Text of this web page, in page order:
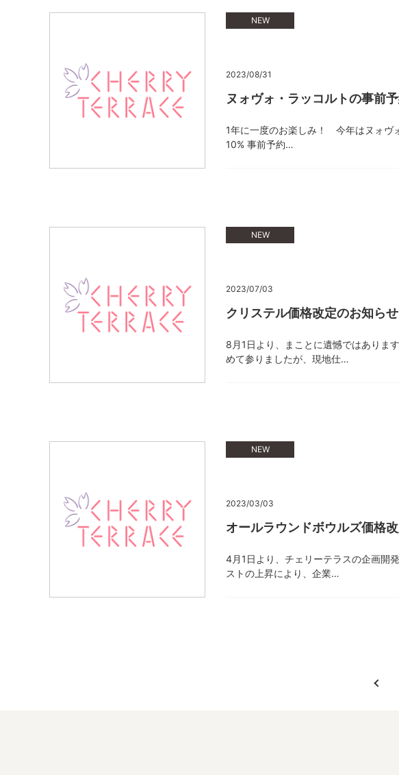
NEW
2023/08/31
ヌォヴォ・ラッコルトの事前
1年に一度のお楽しみ！ 今年はヌォヴ
10% 事前予約…
NEW
2023/07/03
クリステル価格改定のお知らせ
8月1日より、まことに遺憾ではありま
めて参りましたが、現地仕…
NEW
2023/03/03
オールラウンドボウルズ価格
4月1日より、チェリーテラスの企画開
ストの上昇により、企業…